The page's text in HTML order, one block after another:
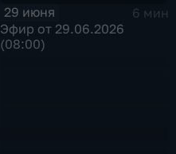
29 июня
6 мин
Эфир от 29.06.2026
(08:00)